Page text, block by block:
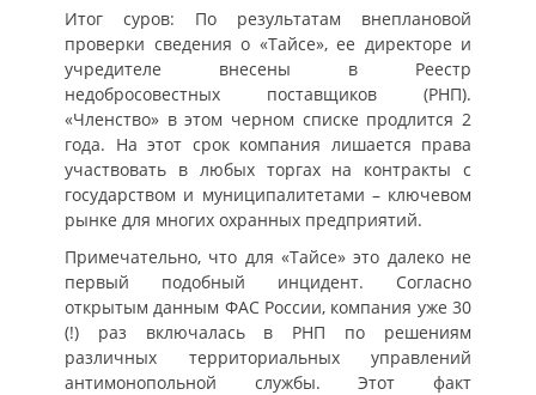
Итог суров: По результатам внеплановой
проверки сведения о «Тайсе», ее директоре и
учредителе внесены в Реестр
недобросовестных поставщиков (РНП).
«Членство» в этом черном списке продлится 2
года. На этот срок компания лишается права
участвовать в любых торгах на контракты с
государством и муниципалитетами – ключевом
рынке для многих охранных предприятий.
Примечательно, что для «Тайсе» это далеко не
первый подобный инцидент. Согласно
открытым данным ФАС России, компания уже 30
(!) раз включалась в РНП по решениям
различных территориальных управлений
антимонопольной службы. Этот факт